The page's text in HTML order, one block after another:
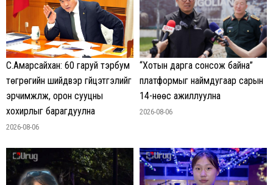
С.Амарсайхан: 60 гаруй тэрбум
төгрөгийн шийдвэр гүйцэтгэлийг
эрчимжүүлж, орон сууцны
хохирлыг барагдуулна
2026-08-06
“Хотын дарга сонсож байна”
платформыг наймдугаар сарын
14-нөөс ажиллуулна
2026-08-06